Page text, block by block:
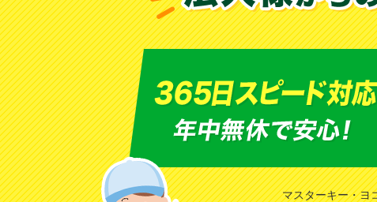
マスターキー・ヨ